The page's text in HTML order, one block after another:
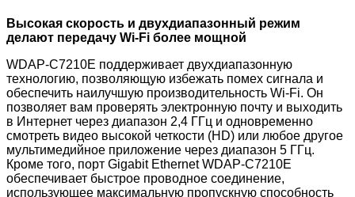
Высокая скорость и двухдиапазонный режим
делают передачу Wi-Fi более мощной
WDAP-C7210E поддерживает двухдиапазонную
технологию, позволяющую избежать помех сигнала и
обеспечить наилучшую производительность Wi-Fi. Он
позволяет вам проверять электронную почту и выходить
в Интернет через диапазон 2,4 ГГц и одновременно
смотреть видео высокой четкости (HD) или любое другое
мультимедийное приложение через диапазон 5 ГГц.
Кроме того, порт Gigabit Ethernet WDAP-C7210E
обеспечивает быстрое проводное соединение,
использующее максимальную пропускную способность